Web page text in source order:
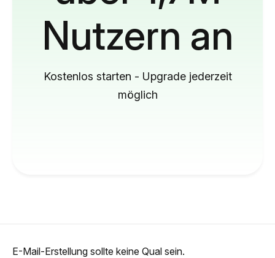
Nutzern an
Kostenlos starten - Upgrade jederzeit
möglich
E-Mail-Erstellung sollte keine Qual sein.